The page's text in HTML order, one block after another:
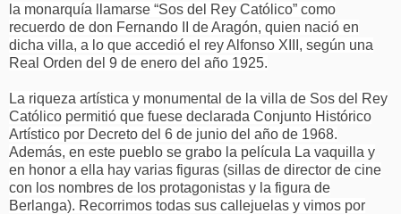
la monarquía llamarse “Sos del Rey Católico” como
recuerdo de don Fernando II de Aragón, quien nació en
dicha villa, a lo que accedió el rey Alfonso XIII, según una
Real Orden del 9 de enero del año 1925.
La riqueza artística y monumental de la villa de Sos del Rey
Católico permitió que fuese declarada Conjunto Histórico
Artístico por Decreto del 6 de junio del año de 1968.
Además, en este pueblo se grabo la película La vaquilla y
en honor a ella hay varias figuras (sillas de director de cine
con los nombres de los protagonistas y la figura de
Berlanga). Recorrimos todas sus callejuelas y vimos por